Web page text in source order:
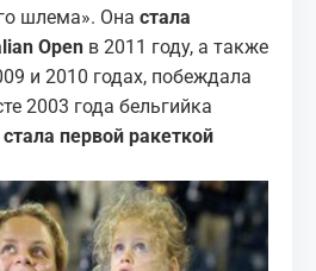
шлема». Она стала
Open в 2011 году, а также
и 2010 годах, побеждала
2003 года бельгийка
стала первой ракеткой